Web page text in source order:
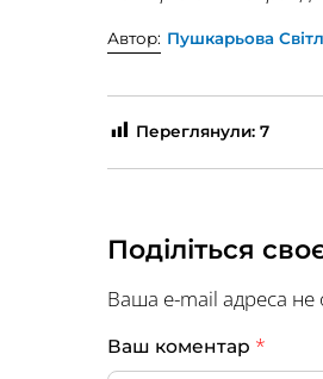
Автор: Пушкарьова
Переглянули: 7
Поділіться
Ваша e-mail адреса
Ваш коментар *